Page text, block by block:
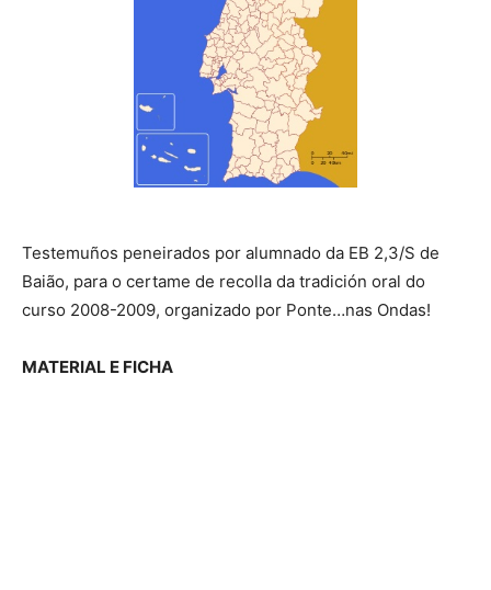
Testemuños peneirados por alumnado da EB 2,3/S de
Baião, para o certame de recolla da tradición oral do
curso 2008-2009, organizado por Ponte…nas Ondas!
MATERIAL E FICHA